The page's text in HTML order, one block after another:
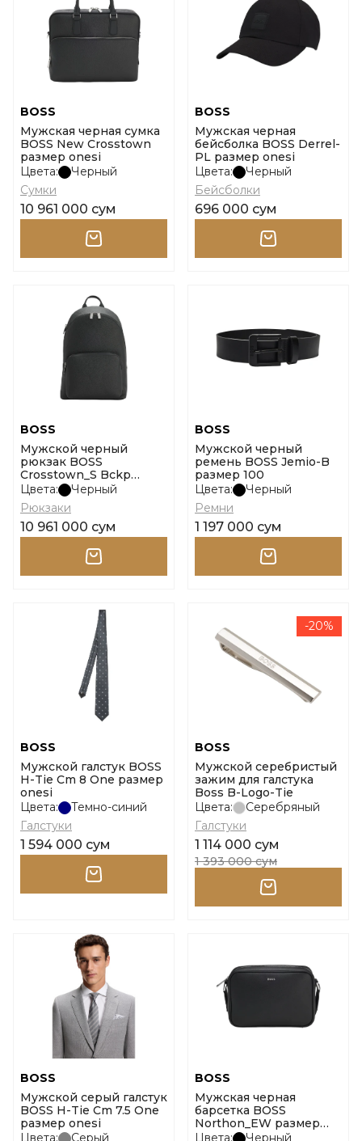
BOSS
Мужская черная сумка
BOSS New Crosstown
размер onesi
Цвета:
Черный
Сумки
10 961 000 сум
BOSS
Мужская черная
бейсболка BOSS Derrel-
PL размер onesi
Цвета:
Черный
Бейсболки
696 000 сум
BOSS
Мужской черный
рюкзак BOSS
Crosstown_S Bckp
размер onesi
Цвета:
Черный
Рюкзаки
10 961 000 сум
BOSS
Мужской черный
ремень BOSS Jemio-B
размер 100
Цвета:
Черный
Ремни
1 197 000 сум
BOSS
Мужской галстук BOSS
H-Tie Cm 8 One размер
onesi
Цвета:
Темно-синий
Галстуки
1 594 000 сум
-20%
BOSS
Мужской серебристый
зажим для галстука
Boss B-Logo-Tie
Цвета:
Серебряный
Галстуки
1 114 000 сум
1 393 000 сум
BOSS
Мужской серый галстук
BOSS H-Tie Cm 7.5 One
размер onesi
Цвета:
Серый
BOSS
Мужская черная
барсетка BOSS
Northon_EW размер
onesi
Цвета:
Черный